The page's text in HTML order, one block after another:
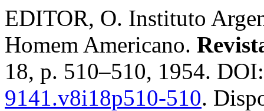
EDITOR, O. Instituto
Homem Americano.
18, p. 510–510, 1954.
9141.v8i18p510-510.